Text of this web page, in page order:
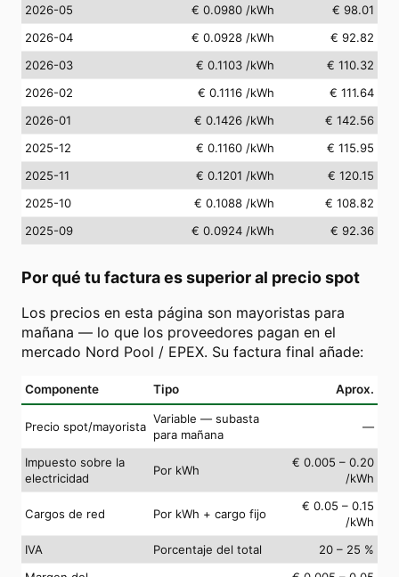
2026-05
€ 0.0980 /kWh
€ 98.01
2026-04
€ 0.0928 /kWh
€ 92.82
2026-03
€ 0.1103 /kWh
€ 110.32
2026-02
€ 0.1116 /kWh
€ 111.64
2026-01
€ 0.1426 /kWh
€ 142.56
2025-12
€ 0.1160 /kWh
€ 115.95
2025-11
€ 0.1201 /kWh
€ 120.15
2025-10
€ 0.1088 /kWh
€ 108.82
2025-09
€ 0.0924 /kWh € 92.36
Por qué tu factura es superior al precio spot
Los precios en esta página son mayoristas para
mañana — lo que los proveedores pagan en el
mercado Nord Pool / EPEX. Su factura final añade:
Componente Tipo Aprox.
Precio spot/mayorista
Variable — subasta
para mañana
—
Impuesto sobre la
electricidad
Por kWh
€ 0.005 – 0.20
/kWh
Cargos de red Por kWh + cargo fijo
€ 0.05 – 0.15
/kWh
IVA
Porcentaje del total
20 – 25 %